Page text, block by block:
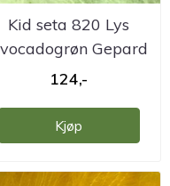
Kid seta 820 Lys
Gepard
124,-
Kjøp